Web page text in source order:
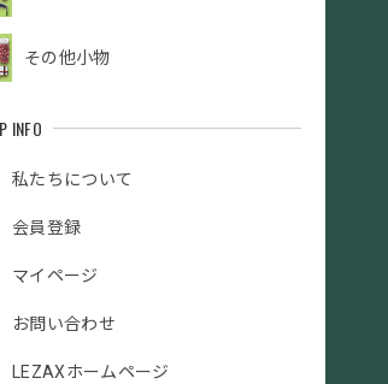
その他小物
INFO
私たちについて
会員登録
マイページ
お問い合わせ
LEZAXホームページ